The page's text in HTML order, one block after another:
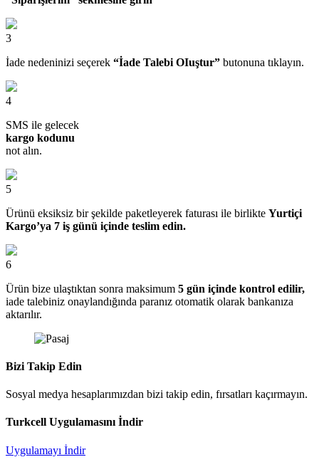
3
İade nedeninizi seçerek “İade Talebi OIuştur” butonuna tıklayın.
4
SMS ile gelecek
kargo kodunu
not alın.
5
Ürünü eksiksiz bir şekilde paketleyerek faturası ile birlikte Yurtiçi
Kargo’ya 7 iş günü içinde teslim edin.
6
Ürün bize ulaştıktan sonra maksimum 5 gün içinde kontrol edilir,
iade talebiniz onaylandığında paranız otomatik olarak bankanıza
aktarılır.
Bizi Takip Edin
Sosyal medya hesaplarımızdan bizi takip edin, fırsatları kaçırmayın.
Turkcell Uygulamasını İndir
Uygulamayı İndir